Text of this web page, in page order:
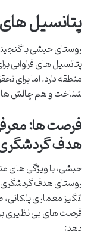
پتانسیل
روستای حبشی با
پتانسیل های فراوانی
منطقه دارد. اما برای
شناخت و هم چالش ها
فرصت ها:
هدف
حبشی، با ویژگی های
روستای هدف گردشگری
انگیز معماری
فرصت های بی نظیری
دهد: